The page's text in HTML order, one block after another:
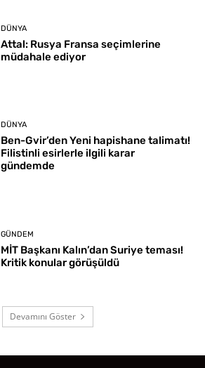
DÜNYA
Attal: Rusya Fransa seçimlerine
müdahale ediyor
DÜNYA
Ben-Gvir’den Yeni hapishane talimatı!
Filistinli esirlerle ilgili karar
gündemde
GÜNDEM
MİT Başkanı Kalın’dan Suriye teması!
Kritik konular görüşüldü
Devamını Göster